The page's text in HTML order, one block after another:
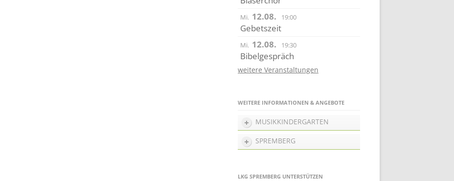
Mi. 12.08. 19:00
Gebetszeit
Mi. 12.08. 19:30
Bibelgespräch
weitere Veranstaltungen
WEITERE INFORMATIONEN & ANGEBOTE
MUSIKKINDERGARTEN
SPREMBERG
LKG SPREMBERG UNTERSTÜTZEN